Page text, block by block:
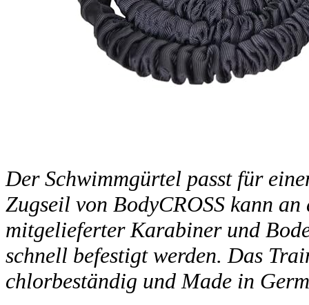
Der Schwimmgürtel passt für
Zugseil von BodyCROSS kann
mitgelieferter Karabiner und
schnell befestigt werden. Das
chlorbeständig und Made in